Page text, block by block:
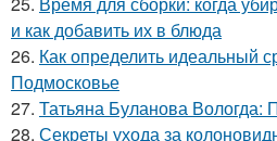
и как добавить их в блюда
26. Как определить идеальный
Подмосковье
27. Татьяна Буланова Вологда:
28. Секреты ухода за